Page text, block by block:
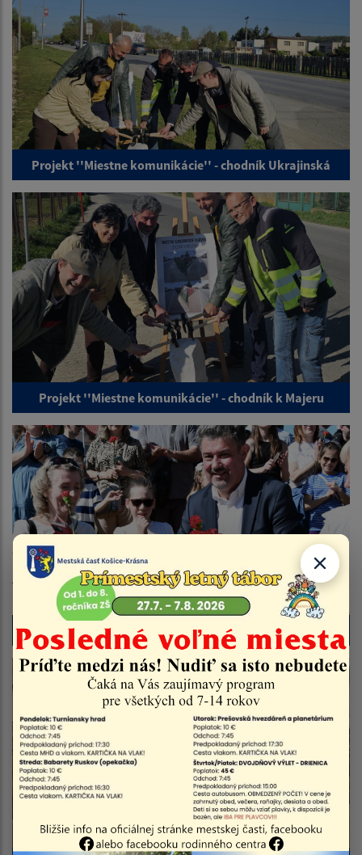
Projekt ''Miestne komunikácie'' - chodník Ukrajinská
Projekt ''Miestne komunikácie'' - chodník k Majeru
Deň matiek 2026